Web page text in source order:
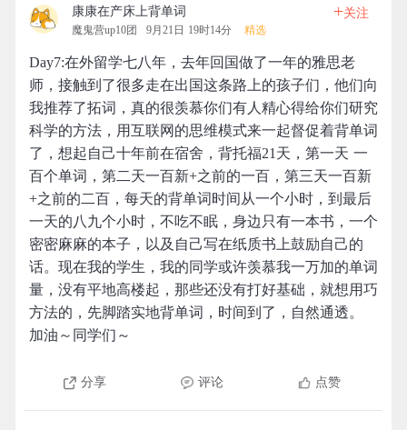
康康在产床上背单词
魔鬼营up10团 9月21日 19时14分 精选
+关注
Day7:在外留学七八年，去年回国做了一年的雅思老
师，接触到了很多走在出国这条路上的孩子们，他们向
我推荐了拓词，真的很羡慕你们有人精心得给你们研究
科学的方法，用互联网的思维模式来一起督促着背单词
了，想起自己十年前在宿舍，背托福21天，第一天 一
百个单词，第二天一百新+之前的一百，第三天一百新
+之前的二百，每天的背单词时间从一个小时，到最后
一天的八九个小时，不吃不眠，身边只有一本书，一个
密密麻麻的本子，以及自己写在纸质书上鼓励自己的
话。现在我的学生，我的同学或许羡慕我一万加的单词
量，没有平地高楼起，那些还没有打好基础，就想用巧
方法的，先脚踏实地背单词，时间到了，自然通透。
加油～同学们～
分享 评论 点赞